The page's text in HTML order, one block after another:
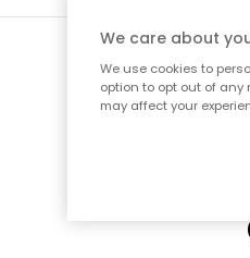
We care about
We use cookies to
option to opt out of
may affect your